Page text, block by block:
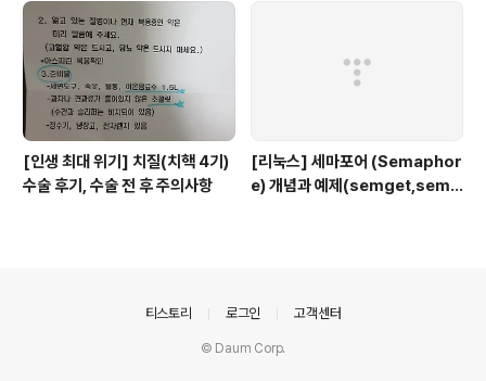
[인생 최대 위기] 치질(치핵 4기)
수술 후기, 수술 전 후 주의사항
[리눅스] 세마포어 (Semaphor
e) 개념과 예제(semget,semc
티스토리 로그인 고객센터
© Daum Corp.